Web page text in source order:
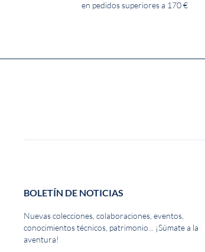
en pedidos superiores a 170 €
BOLETÍN DE NOTICIAS
Nuevas colecciones, colaboraciones, eventos,
conocimientos técnicos, patrimonio... ¡Súmate a la
aventura!